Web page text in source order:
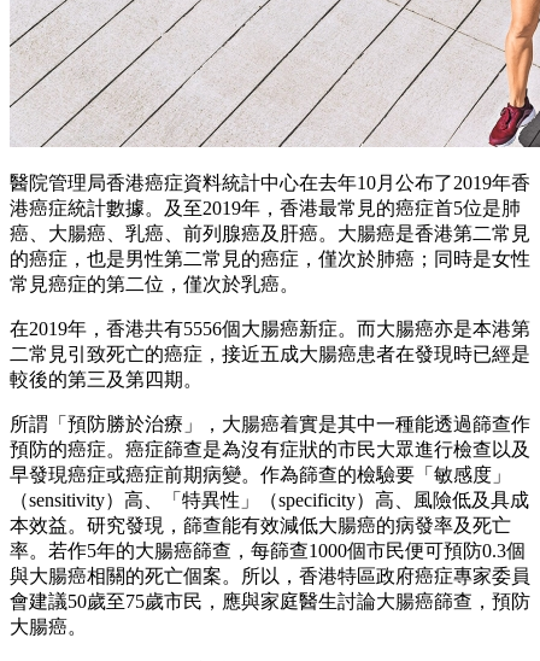
醫院管理局香港癌症資料統計中心在去年10月公布了2019年香
港癌症統計數據。及至2019年，香港最常見的癌症首5位是肺
癌、大腸癌、乳癌、前列腺癌及肝癌。大腸癌是香港第二常見
的癌症，也是男性第二常見的癌症，僅次於肺癌；同時是女性
常見癌症的第二位，僅次於乳癌。
在2019年，香港共有5556個大腸癌新症。而大腸癌亦是本港第
二常見引致死亡的癌症，接近五成大腸癌患者在發現時已經是
較後的第三及第四期。
所謂「預防勝於治療」，大腸癌着實是其中一種能透過篩查作
預防的癌症。癌症篩查是為沒有症狀的市民大眾進行檢查以及
早發現癌症或癌症前期病變。作為篩查的檢驗要「敏感度」
（sensitivity）高、「特異性」（specificity）高、風險低及具成
本效益。研究發現，篩查能有效減低大腸癌的病發率及死亡
率。若作5年的大腸癌篩查，每篩查1000個市民便可預防0.3個
與大腸癌相關的死亡個案。所以，香港特區政府癌症專家委員
會建議50歲至75歲市民，應與家庭醫生討論大腸癌篩查，預防
大腸癌。